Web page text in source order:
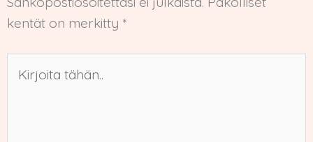
kentät on merkitty *
tähän..